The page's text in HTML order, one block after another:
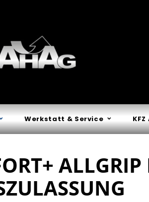
Werkstatt & Service